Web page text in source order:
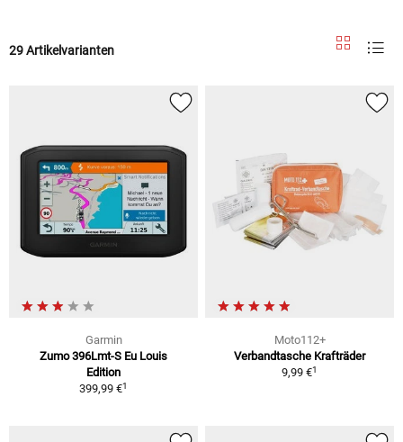
29 Artikelvarianten
Garmin
Zumo 396Lmt-S Eu Louis
Edition
399,99 €1
Moto112+
Verbandtasche Krafträder
9,99 €1